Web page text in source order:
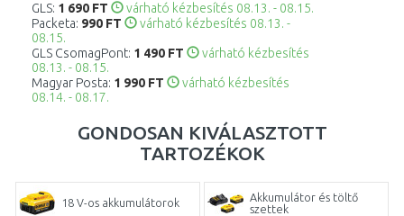
GLS: 1 690 FT
várható kézbesítés 08.13. - 08.15.
Packeta: 990 FT
várható kézbesítés 08.13. -
08.15.
GLS CsomagPont: 1 490 FT
várható kézbesítés
08.13. - 08.15.
Magyar Posta: 1 990 FT
várható kézbesítés
08.14. - 08.17.
GONDOSAN KIVÁLASZTOTT
TARTOZÉKOK
18 V-os akkumulátorok
Akkumulátor és töltő
szettek